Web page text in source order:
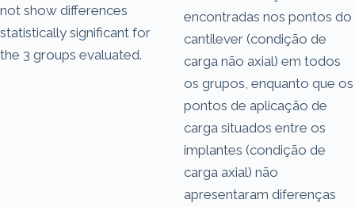
not show differences
statistically significant for
the 3 groups evaluated.
encontradas nos pontos do
cantilever (condição de
carga não axial) em todos
os grupos, enquanto que os
pontos de aplicação de
carga situados entre os
implantes (condição de
carga axial) não
apresentaram diferenças